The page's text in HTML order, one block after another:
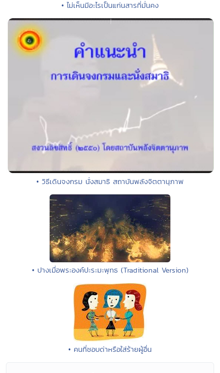
• ไม่เห็นมีอะไรเป็นแก่นสารที่มั่นคง
• วิธีเดินจงกรม นั่งสมาธิ สถาบันพลังจิตตานุภาพ
• ปางเมื่อพระองค์ปะระมะพุทธ (Traditional Version)
• คนที่ชอบด่าหรือใส่ร้ายผู้อื่น